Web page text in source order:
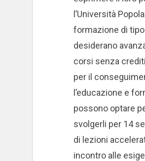
l’Università
formazione di
desiderano
corsi senza
per il
l’educazione e
possono optare
svolgerli per 14
di lezioni
incontro alle